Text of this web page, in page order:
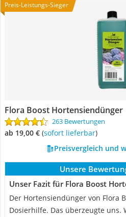
Preis-Leistungs-Sieger
Flora Boost Hortensiendünger
263 Bewertungen
ab 19,00 € ( Sofort lieferbar)
Preisvergleich und
Unsere
Unser Fazit für Flora Boost
Der Hortensiendünger von Flora
Dosierhilfe. Das überzeugte uns.